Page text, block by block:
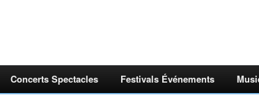
Concerts Spectacles Festivals Événements